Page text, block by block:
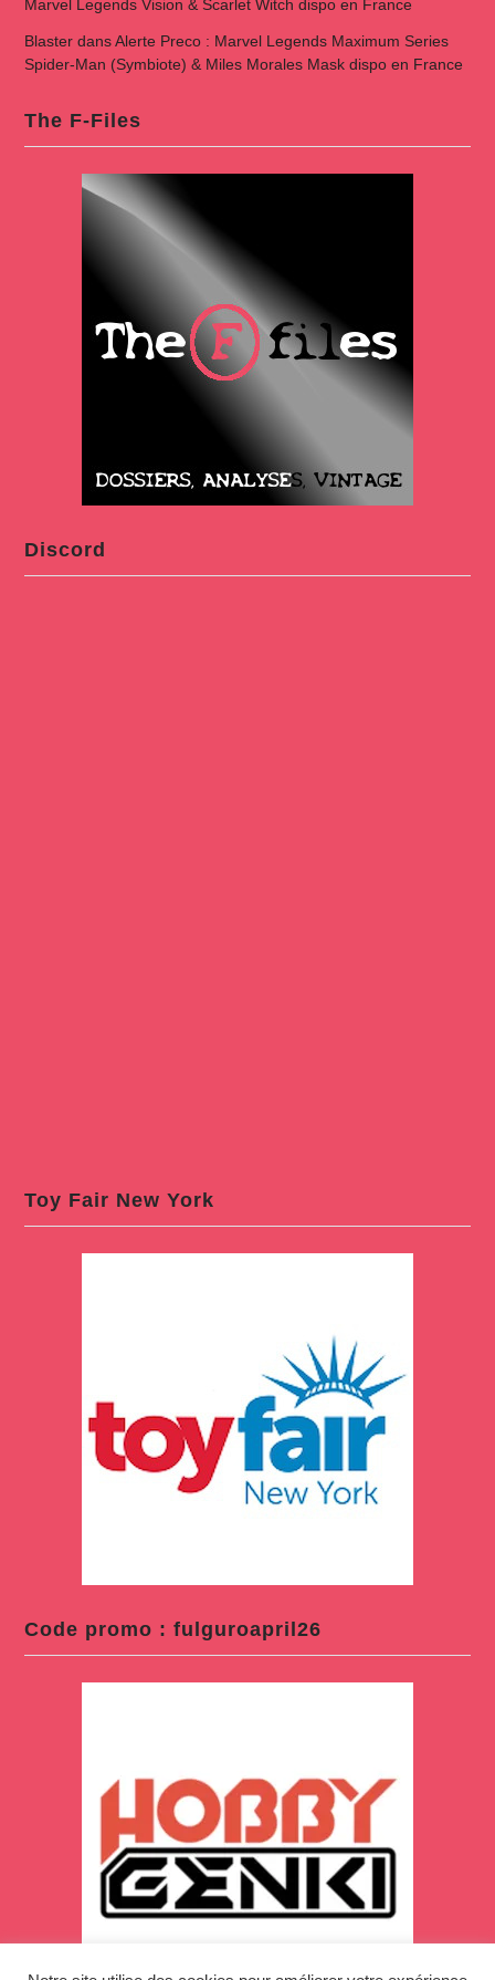
Marvel Legends Vision & Scarlet Witch dispo en France
BlasterdansAlerte Preco : Marvel Legends Maximum Series
Spider-Man (Symbiote) & Miles Morales Mask dispo en France
The F-Files
Discord
Toy Fair New York
Code promo : fulguroapril26